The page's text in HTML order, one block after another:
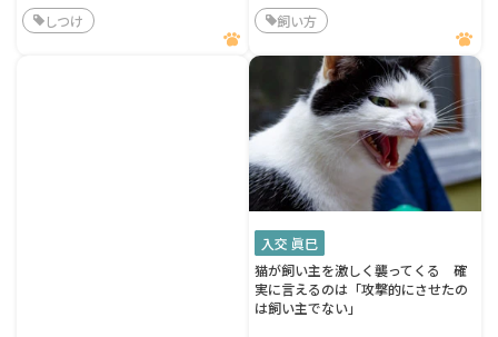
しつけ 飼い方
入交 眞巳
猫が飼い主を激しく襲ってくる 確
実に言えるのは「攻撃的にさせたの
は飼い主でない」